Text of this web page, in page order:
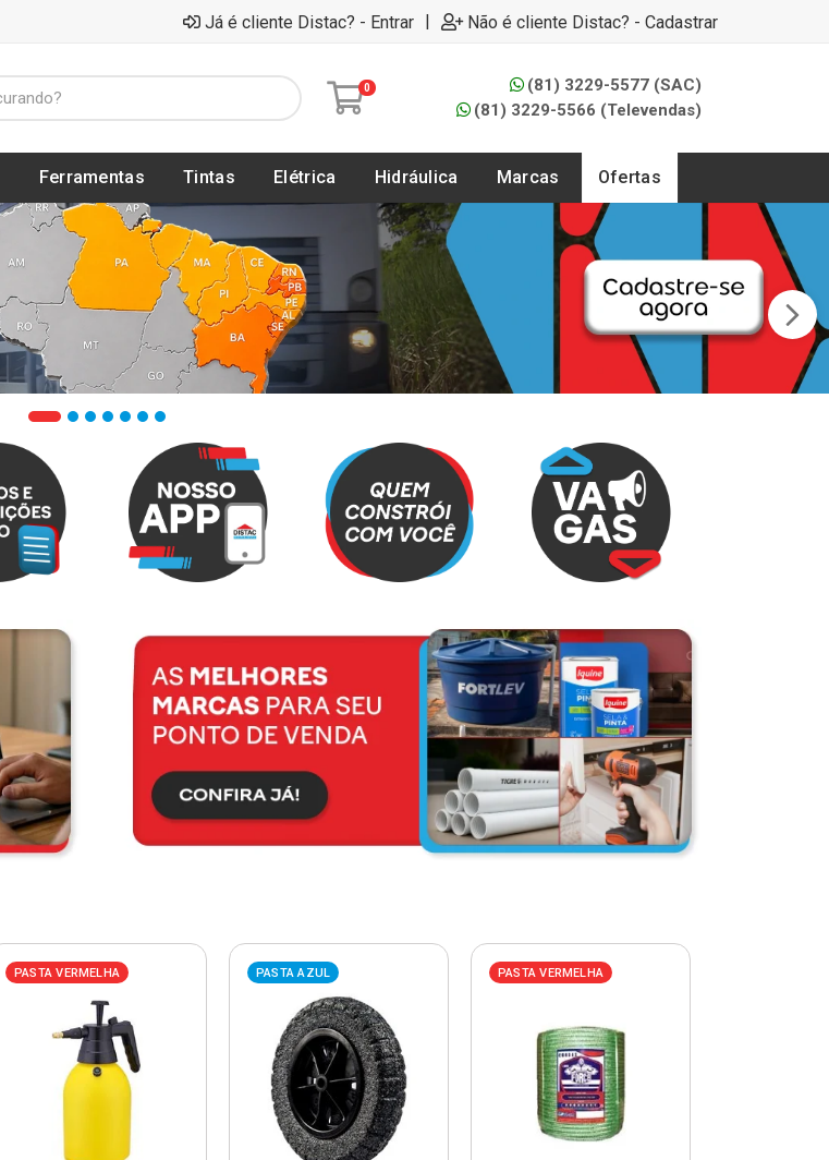
Já é cliente Distac? - Entrar | Não é cliente Distac? - Cadastrar
0
(81) 3229-5577 (SAC)
(81) 3229-5566 (Televendas)
Ferramentas Tintas Elétrica Hidráulica Marcas Ofertas
PASTA VERMELHA PASTA AZUL PASTA VERMELHA